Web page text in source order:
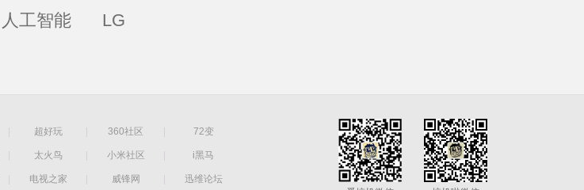
人工智能 LG
超好玩 360社区 72变
太火鸟 小米社区 i黑马
电视之家 威锋网
迅维论坛